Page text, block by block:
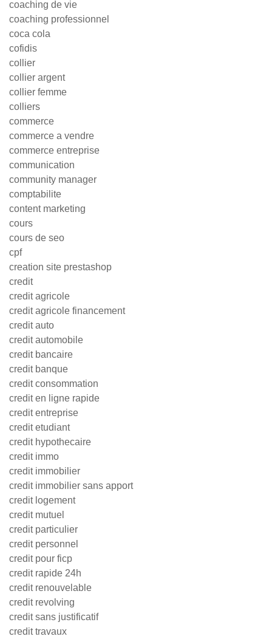
coaching de vie
coaching professionnel
coca cola
cofidis
collier
collier argent
collier femme
colliers
commerce
commerce a vendre
commerce entreprise
communication
community manager
comptabilite
content marketing
cours
cours de seo
cpf
creation site prestashop
credit
credit agricole
credit agricole financement
credit auto
credit automobile
credit bancaire
credit banque
credit consommation
credit en ligne rapide
credit entreprise
credit etudiant
credit hypothecaire
credit immo
credit immobilier
credit immobilier sans apport
credit logement
credit mutuel
credit particulier
credit personnel
credit pour ficp
credit rapide 24h
credit renouvelable
credit revolving
credit sans justificatif
credit travaux